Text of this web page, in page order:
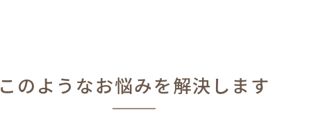
このようなお悩みを解決します